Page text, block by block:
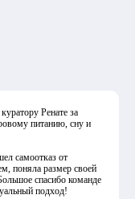
Ренате за
питанию, сну и
самоотказ от
поняла размер своей
спасибо команде
подход!